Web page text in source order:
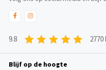
9.8
Blijf op de hoogte